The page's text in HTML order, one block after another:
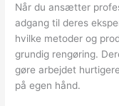
Når du ansætter
adgang til deres
hvilke metoder og
grundig rengøring.
gøre arbejdet
på egen hånd.